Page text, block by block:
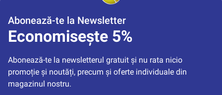
Abonează-te la Newsletter
Economisește 5%
Abonează-te la newsletterul gratuit și nu rata nicio
promoție și noutăți, precum și oferte individuale din
magazinul nostru.